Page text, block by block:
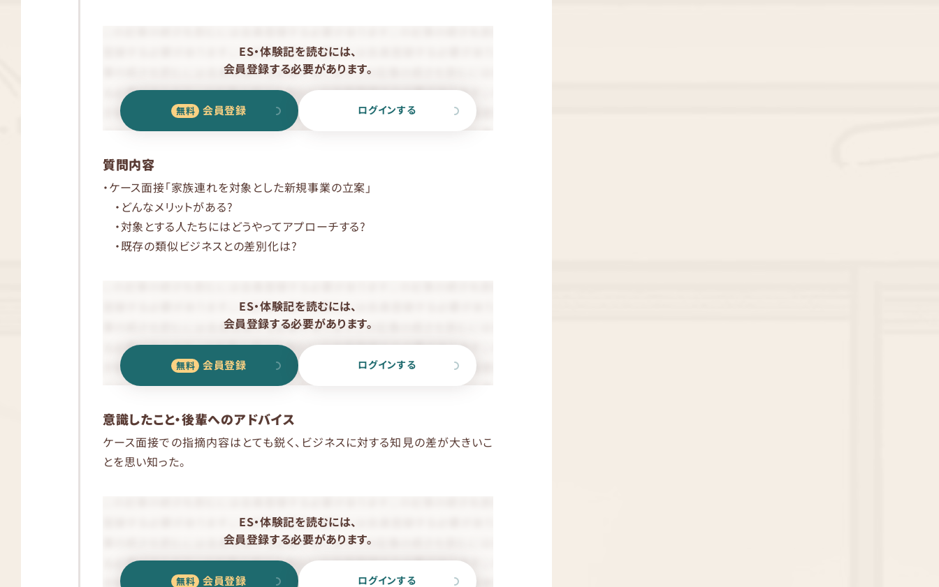
ES・体験記を読むには、
会員登録する必要があります。
会員登録 ログインする
質問内容
・ケース面接「家族連れを対象とした新規事業の立案」
・どんなメリットがある?
・対象とする人たちにはどうやってアプローチする?
・既存の類似ビジネスとの差別化は?
ES・体験記を読むには、
会員登録する必要があります。
会員登録 ログインする
意識したこと・後輩へのアドバイス
ケース面接での指摘内容はとても鋭く、ビジネスに対する知見の差が大きいこ
とを思い知った。
ES・体験記を読むには、
会員登録する必要があります。
会員登録 ログインする